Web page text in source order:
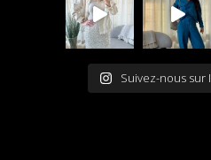
Suivez-nous sur